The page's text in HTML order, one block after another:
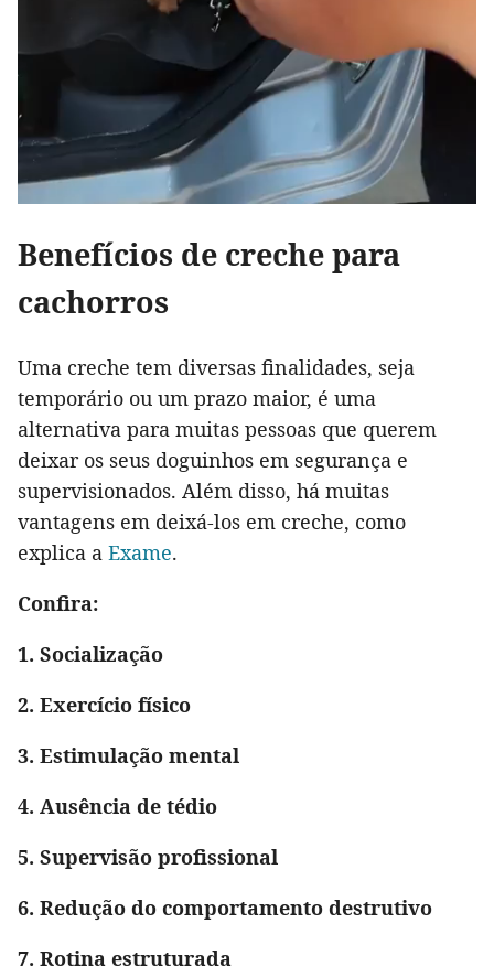
Benefícios de creche para
cachorros
Uma creche tem diversas finalidades, seja
temporário ou um prazo maior, é uma
alternativa para muitas pessoas que querem
deixar os seus doguinhos em segurança e
supervisionados. Além disso, há muitas
vantagens em deixá-los em creche, como
explica a Exame.
Confira:
1. Socialização
2. Exercício físico
3. Estimulação mental
4. Ausência de tédio
5. Supervisão profissional
6. Redução do comportamento destrutivo
7. Rotina estruturada